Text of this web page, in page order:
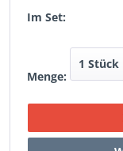
Im Set:
Menge: